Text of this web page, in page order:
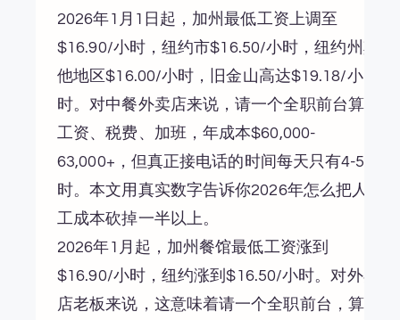
2026年1月1日起，加州最低工资上调至
$16.90/小时，纽约市$16.50/小时，纽约州其
他地区$16.00/小时，旧金山高达$19.18/小
时。对中餐外卖店来说，请一个全职前台算上
工资、税费、加班，年成本$60,000-
63,000+，但真正接电话的时间每天只有4-5小
时。本文用真实数字告诉你2026年怎么把人
工成本砍掉一半以上。
2026年1月起，加州餐馆最低工资涨到
$16.90/小时，纽约涨到$16.50/小时。对外卖
店老板来说，这意味着请一个全职前台，算上